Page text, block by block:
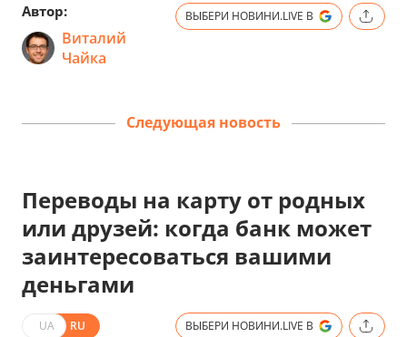
Автор:
Виталий
Чайка
ВЫБЕРИ НОВИНИ.LIVE В
Следующая новость
Переводы на карту от родных
или друзей: когда банк может
заинтересоваться вашими
деньгами
UA RU ВЫБЕРИ НОВИНИ.LIVE В